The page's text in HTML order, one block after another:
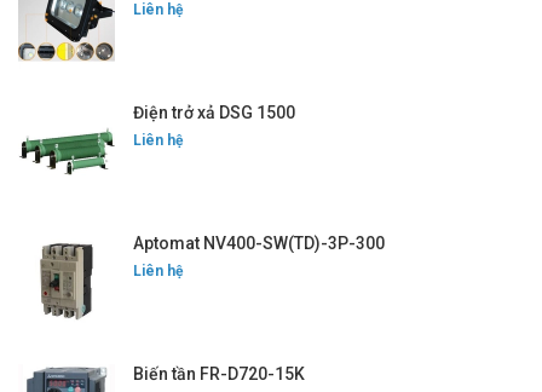
Liên hệ
Điện trở xả DSG 1500
Liên hệ
Aptomat NV400-SW(TD)-3P-300
Liên hệ
Biến tần FR-D720-15K